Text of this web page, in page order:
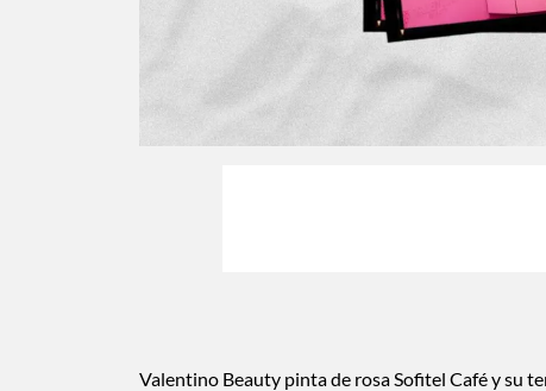
Valentino Beauty pinta de rosa Sofitel Café y su